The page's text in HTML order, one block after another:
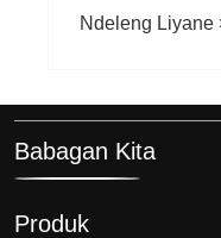
Ndeleng Liyane
Babagan Kita
Produk